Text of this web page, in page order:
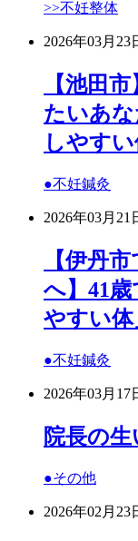
>>不妊整体
2026年03月23
【池田
たいあ
しやす
●不妊鍼灸
2026年03月21
【伊丹
へ】41
やすい
●不妊鍼灸
2026年03月17
院長の
●その他
2026年02月23